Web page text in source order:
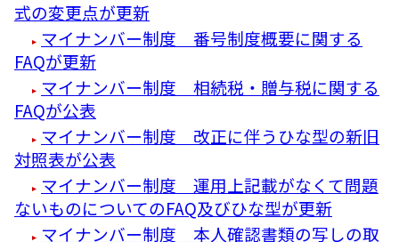
式の変更点が更新
マイナンバー制度 番号制度概要に関する
FAQが更新
マイナンバー制度 相続税・贈与税に関する
FAQが公表
マイナンバー制度 改正に伴うひな型の新旧
対照表が公表
マイナンバー制度 運用上記載がなくて問題
ないものについてのFAQ及びひな型が更新
マイナンバー制度 本人確認書類の写しの取